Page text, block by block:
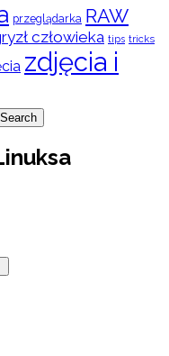
przeglądarka RAW
człowieka tips tricks
zdjęcia i
Search